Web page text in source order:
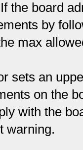
the board
by
max
sets an
on the
with the
warning.